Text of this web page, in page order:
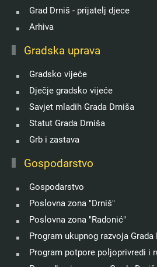
Grad Drniš - prijatelj djece
Arhiva
Gradska uprava
Gradsko vijeće
Dječje gradsko vijeće
Savjet mladih Grada Drniša
Statut Grada Drniša
Grb i zastava
Gospodarstvo
Gospodarstvo
Poslovna zona "Drniš"
Poslovna zona "Radonić"
Program ukupnog razvoja Grada
Program potpore poljoprivredi i